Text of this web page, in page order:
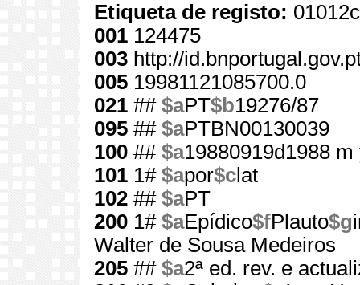
Etiqueta de registo:
001 124475
003 http://
005 19981121085700.0
021 ## $aPT$b19276/87
095 ## $aPTBN00130039
100 ## $a19880919d1988
101 1# $apor$c lat
102 ## $aPT
200 1# $aEpídico$fPlauto$g
Walter de Sousa Medeiros
205 ## $a2ª ed. rev. e